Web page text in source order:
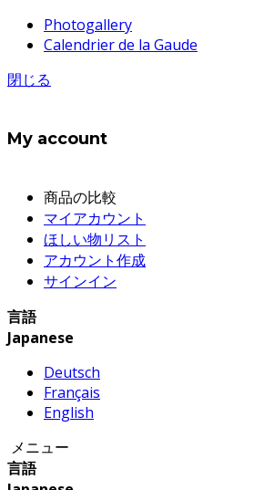
Photogallery
Calendrier de la Gaude
閉じる
My account
商品の比較
マイアカウント
ほしい物リスト
アカウント作成
サインイン
言語
Japanese
Deutsch
Français
English
メニュー
言語